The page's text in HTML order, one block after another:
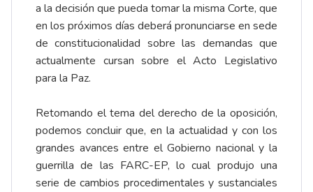
a la decisión que pueda tomar la misma Corte, que
en los próximos días deberá pronunciarse en sede
de constitucionalidad sobre las demandas que
actualmente cursan sobre el Acto Legislativo
para la Paz.
Retomando el tema del derecho de la oposición,
podemos concluir que, en la actualidad y con los
grandes avances entre el Gobierno nacional y la
guerrilla de las FARC-EP, lo cual produjo una
serie de cambios procedimentales y sustanciales